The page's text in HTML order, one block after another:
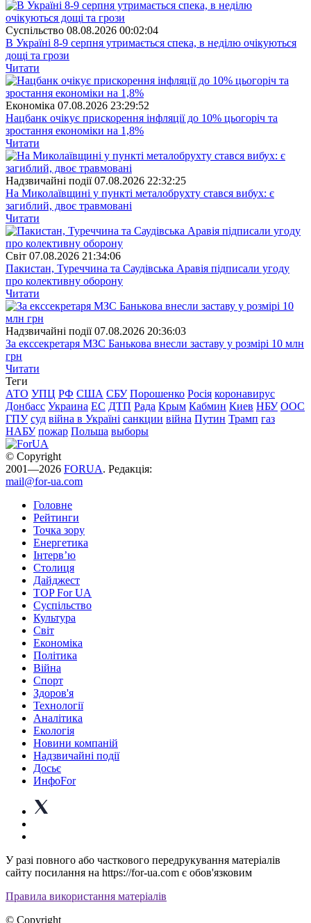
Суспiльство 08.08.2026 00:02:04
В Україні 8-9 серпня утримається спека, в неділю очікуються
дощі та грози
Читати
Економіка 07.08.2026 23:29:52
Нацбанк очікує прискорення інфляції до 10% цьогоріч та
зростання економіки на 1,8%
Читати
Надзвичайні події 07.08.2026 22:32:25
На Миколаївщині у пункті металобрухту стався вибух: є
загиблий, двоє травмовані
Читати
Свiт 07.08.2026 21:34:06
Пакистан, Туреччина та Саудівська Аравія підписали угоду
про колективну оборону
Читати
Надзвичайні події 07.08.2026 20:36:03
За екссекретаря МЗС Банькова внесли заставу у розмірі 10 млн
грн
Читати
Теги
АТО УПЦ РФ США СБУ Порошенко Росія коронавирус
Донбасс Украина ЕС ДТП Рада Крым Кабмин Киев НБУ ООС
ГПУ суд війна в Україні санкции війна Путин Трамп газ
НАБУ пожар Польша выборы
© Copyright
2001—2026 FORUA. Редакція:
mail@for-ua.com
Головне
Рейтинги
Точка зору
Енергетика
Інтерв’ю
Столиця
Дайджест
TOP For UA
Суспiльство
Культура
Світ
Економіка
Політика
Війна
Спорт
Здоров'я
Технології
Аналітика
Екологія
Новини компаній
Надзвичайні події
Досьє
ИнфоFor
У разі повного або часткового передрукування матеріалів
сайту посилання на https://for-ua.com є обов'язковим
Правила використання матеріалів
© Copyright